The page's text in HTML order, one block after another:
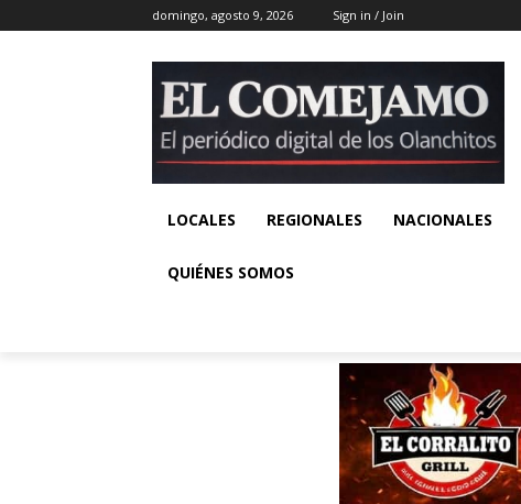
domingo, agosto 9, 2026 Sign in / Join
LOCALES REGIONALES NACIONALES
QUIÉNES SOMOS